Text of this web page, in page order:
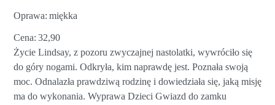
Oprawa miękka
Cena 32,90
Życie Lindsay, z pozoru zwyczajnej nastolatki, wywróciło się
do góry nogami. Odkryła, kim naprawdę jest. Poznała swoją
moc. Odnalazła prawdziwą rodzinę i dowiedziała się, jaką misję
ma do wykonania. Wyprawa Dzieci Gwiazd do zamku